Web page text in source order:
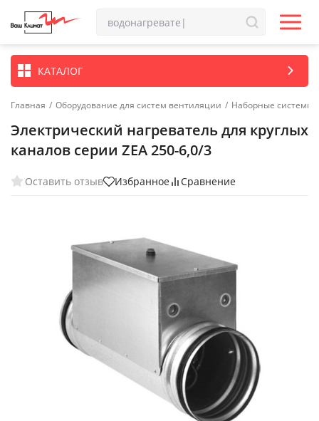
КАТАЛОГ
Главная / Оборудование для систем вентиляции / Наборные системы
Электрический нагреватель для круглых
каналов серии ZEA 250-6,0/3
Оставить отзыв Избранное Сравнение